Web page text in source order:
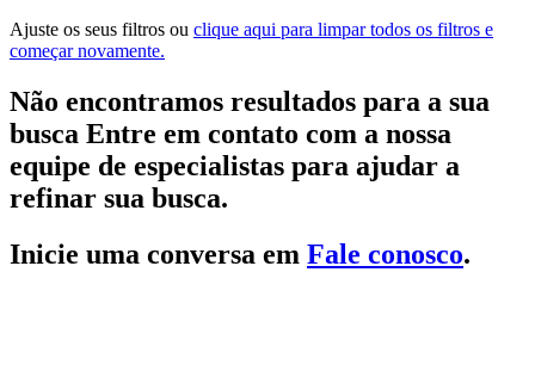
Ajuste os seus filtros ou clique aqui para limpar todos os filtros e
começar novamente.
Não encontramos resultados para a sua
busca Entre em contato com a nossa
equipe de especialistas para ajudar a
refinar sua busca.
Inicie uma conversa em Fale conosco.